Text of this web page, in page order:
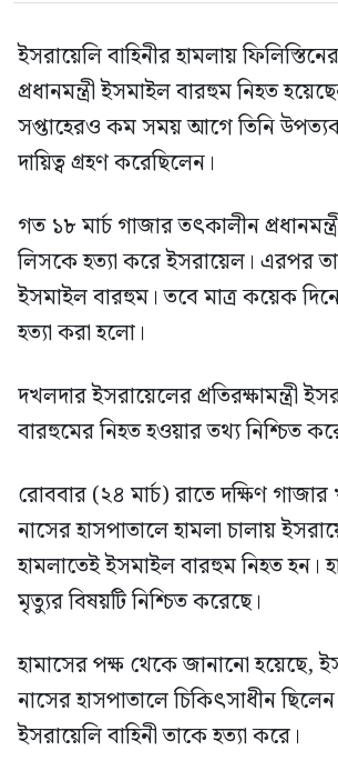
ইসরায়েলি বাহিনীর হামলায়
প্রধানমন্ত্রী ইসমাইল বারহুম নিহত
সপ্তাহেরও কম সময় আগে তিনি
দায়িত্ব গ্রহণ করেছিলেন।
গত ১৮ মার্চ গাজার তৎকালীন
লিসকে হত্যা করে ইসরায়েল। এরপর
ইসমাইল বারহুম। তবে মাত্র কয়েক
হত্যা করা হলো।
দখলদার ইসরায়েলের প্রতিরক্ষামন্ত্রী
বারহুমের নিহত হওয়ার তথ্য নিশ্চিত
রোববার (২৪ মার্চ) রাতে দক্ষিণ
নাসের হাসপাতালে হামলা চালায়
হামলাতেই ইসমাইল বারহুম নিহত হন।
মৃত্যুর বিষয়টি নিশ্চিত করেছে।
হামাসের পক্ষ থেকে জানানো হয়েছে,
নাসের হাসপাতালে চিকিৎসাধীন
ইসরায়েলি বাহিনী তাকে হত্যা করে।